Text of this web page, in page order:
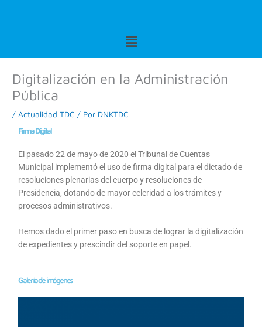
Menu
Digitalización en la Administración
Pública
/Actualidad TDC / Por DNKTDC
Firma Digital
El pasado 22 de mayo de 2020 el Tribunal de Cuentas
Municipal implementó el uso de firma digital para el dictado de
resoluciones plenarias del cuerpo y resoluciones de
Presidencia, dotando de mayor celeridad a los trámites y
procesos administrativos.
Hemos dado el primer paso en busca de lograr la digitalización
de expedientes y prescindir del soporte en papel.
Galería de imágenes